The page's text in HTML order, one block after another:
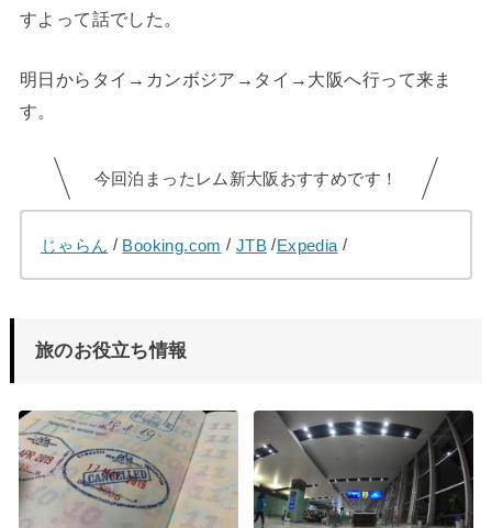
すよって話でした。
明日からタイ→カンボジア→タイ→大阪へ行って来ま
す。
今回泊まったレム新大阪おすすめです！
じゃらん / Booking.com / JTB/Expedia /
旅のお役立ち情報